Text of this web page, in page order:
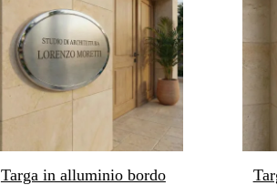
Targa in alluminio bordo